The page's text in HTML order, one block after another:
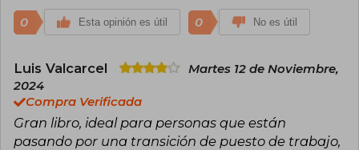
0 Esta opinión es útil 0 No es útil
Luis Valcarcel
Martes 12 de Noviembre,
2024
Compra Verificada
Gran libro, ideal para personas que están
pasando por una transición de puesto de trabajo,